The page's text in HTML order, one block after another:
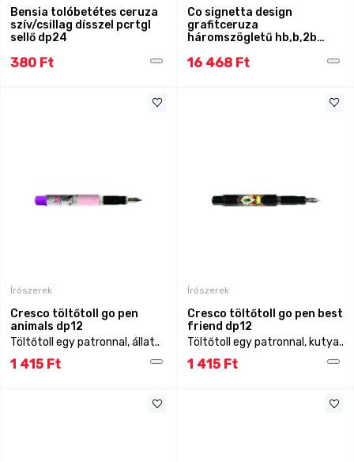
Bensia tolóbetétes ceruza
szív/csillag dísszel pcrtgl
sellő dp24
380 Ft
Co signetta design
grafitceruza
háromszögletű hb,b,2b
16 468 Ft
Írószerek
Cresco töltőtoll go pen
animals dp12
Töltőtoll egy patronnal, állat..
1 415 Ft
Írószerek
Cresco töltőtoll go pen best
friend dp12
Töltőtoll egy patronnal, kutya..
1 415 Ft